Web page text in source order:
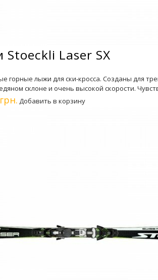
Laser SX
горные лыжи для ски-кросса. Созданы для
склоне и очень высокой скорости.
Добавить в корзину